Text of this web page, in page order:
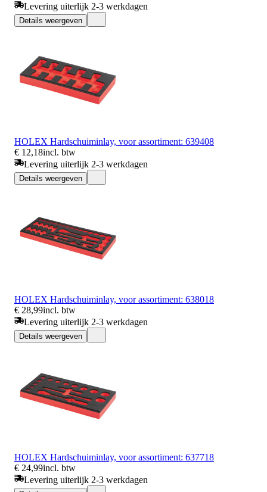
Levering uiterlijk 2-3 werkdagen
Details weergeven
HOLEX Hardschuiminlay, voor assortiment: 639408
€ 12,18incl. btw
Levering uiterlijk 2-3 werkdagen
Details weergeven
HOLEX Hardschuiminlay, voor assortiment: 638018
€ 28,99incl. btw
Levering uiterlijk 2-3 werkdagen
Details weergeven
HOLEX Hardschuiminlay, voor assortiment: 637718
€ 24,99incl. btw
Levering uiterlijk 2-3 werkdagen